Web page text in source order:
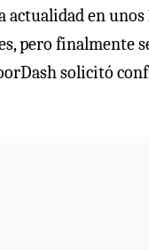
en unos
pero finalmente
solicitó